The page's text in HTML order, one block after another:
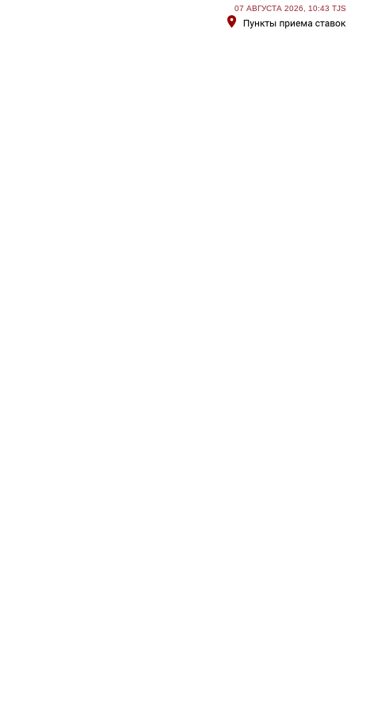
07 АВГУСТА 2026, 10:43 TJS